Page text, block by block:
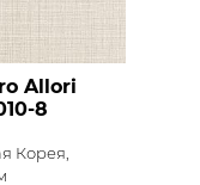
Allori
8
Корея,